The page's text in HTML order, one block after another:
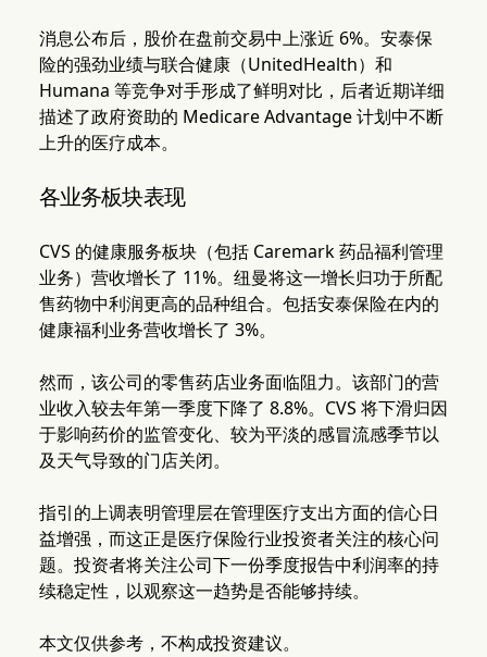
消息公布后，股价在盘前交易中上涨近 6%。安泰保
险的强劲业绩与联合健康（UnitedHealth）和
Humana 等竞争对手形成了鲜明对比，后者近期详细
描述了政府资助的 Medicare Advantage 计划中不断
上升的医疗成本。
各业务板块表现
CVS 的健康服务板块（包括 Caremark 药品福利管理
业务）营收增长了 11%。纽曼将这一增长归功于所配
售药物中利润更高的品种组合。包括安泰保险在内的
健康福利业务营收增长了 3%。
然而，该公司的零售药店业务面临阻力。该部门的营
业收入较去年第一季度下降了 8.8%。CVS 将下滑归因
于影响药价的监管变化、较为平淡的感冒流感季节以
及天气导致的门店关闭。
指引的上调表明管理层在管理医疗支出方面的信心日
益增强，而这正是医疗保险行业投资者关注的核心问
题。投资者将关注公司下一份季度报告中利润率的持
续稳定性，以观察这一趋势是否能够持续。
本文仅供参考，不构成投资建议。